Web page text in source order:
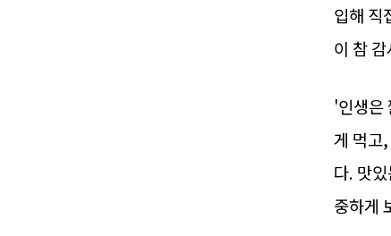
입해 직
이 참
'인생
게 먹고
다. 맛
중하게